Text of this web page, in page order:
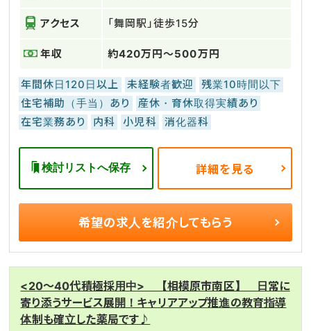
アクセス 「舞岡駅」徒歩15分
年収 約420万円～500万円
年間休日120日以上 未経験者歓迎
残業10時間以下
住宅補助（手当）あり
産休・育休取得実績あり
在宅業務あり
内科 小児科 消化器科
検討リストへ保存 詳細を見る
希望の求人を紹介してもらう
<20～40代積極採用中> 【相模原市南区】 日常に
寄り添うサービス展開！キャリアアップ推進の教育指導
体制も確立した薬局です♪